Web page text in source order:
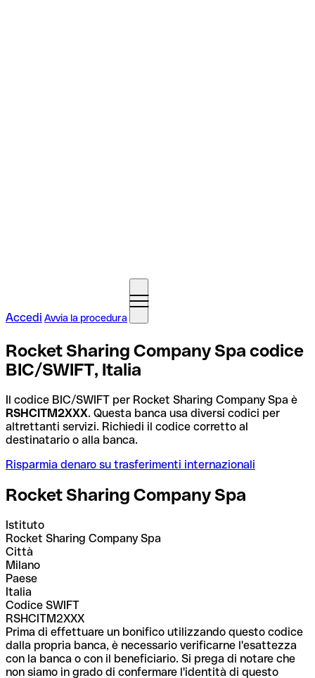
Accedi Avvia la procedura
Rocket Sharing Company Spa codice
BIC/SWIFT, Italia
Il codice BIC/SWIFT per Rocket Sharing Company Spa è
RSHCITM2XXX. Questa banca usa diversi codici per
altrettanti servizi. Richiedi il codice corretto al
destinatario o alla banca.
Risparmia denaro su trasferimenti internazionali
Rocket Sharing Company Spa
Istituto
Rocket Sharing Company Spa
Città
Milano
Paese
Italia
Codice SWIFT
RSHCITM2XXX
Prima di effettuare un bonifico utilizzando questo codice
dalla propria banca, è necessario verificarne l'esattezza
con la banca o con il beneficiario. Si prega di notare che
non siamo in grado di confermare l'identità di questo